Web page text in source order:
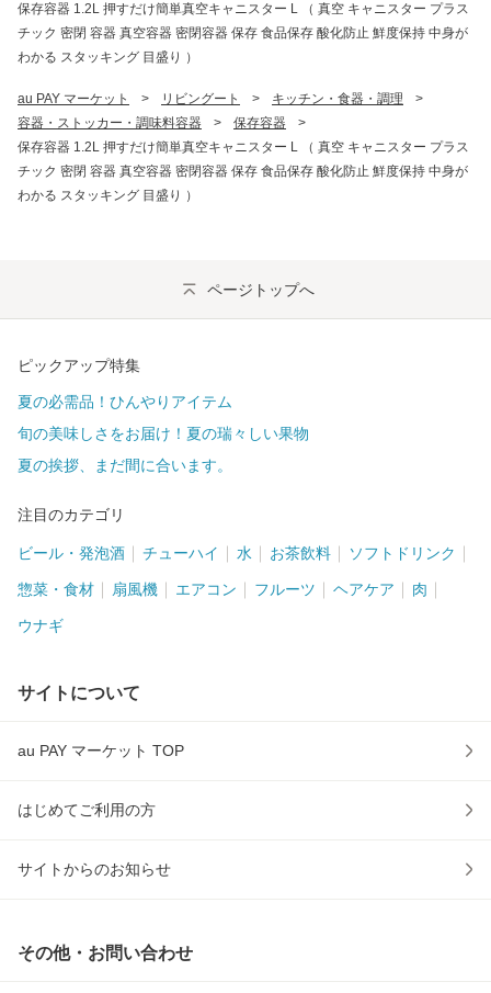
保存容器 1.2L 押すだけ簡単真空キャニスター L （ 真空 キャニスター プラス
チック 密閉 容器 真空容器 密閉容器 保存 食品保存 酸化防止 鮮度保持 中身が
わかる スタッキング 目盛り ）
au PAY マーケット > リビングート > キッチン・食器・調理
>
容器・ストッカー・調味料容器
> 保存容器
>
保存容器 1.2L 押すだけ簡単真空キャニスター L （ 真空 キャニスター プラス
チック 密閉 容器 真空容器 密閉容器 保存 食品保存 酸化防止 鮮度保持 中身が
わかる スタッキング 目盛り ）
ページトップへ
ピックアップ特集
夏の必需品！ひんやりアイテム
旬の美味しさをお届け！夏の瑞々しい果物
夏の挨拶、まだ間に合います。
注目のカテゴリ
ビール・発泡酒 チューハイ 水 お茶飲料 ソフトドリンク
惣菜・食材 扇風機 エアコン フルーツ ヘアケア 肉
ウナギ
サイトについて
au PAY マーケット TOP
はじめてご利用の方
サイトからのお知らせ
その他・お問い合わせ